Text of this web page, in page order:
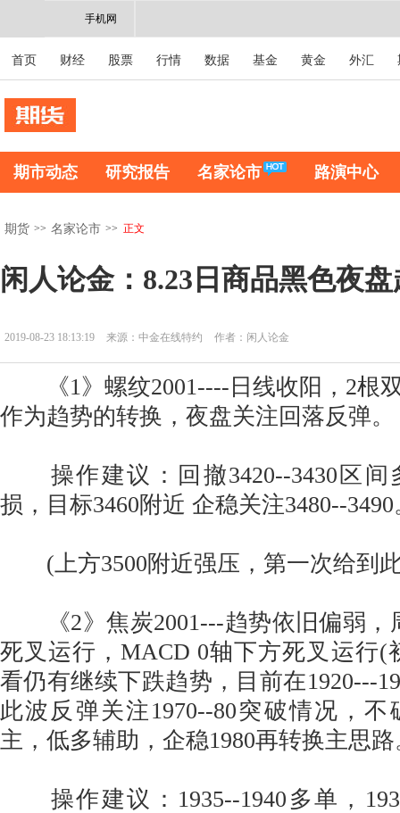
手机网
首页 财经 股票 行情 数据 基金 黄金 外汇
期市动态 研究报告 名家论市 路演中心
期货 >> 名家论市 >> 正文
闲人论金：8.23日商品黑色夜
2019-08-23 18:13:19 来源：中金在线特约 作者：闲人论金
《1》螺纹2001----日线收阳，2根
作为趋势的转换，夜盘关注回落反弹。
操作建议：回撤3420--3430区间
损，目标3460附近 企稳关注3480--3490
(上方3500附近强压，第一次给到
《2》焦炭2001---趋势依旧偏弱，
死叉运行，MACD 0轴下方死叉运行(
看仍有继续下跌趋势，目前在1920---
此波反弹关注1970--80突破情况，
主，低多辅助，企稳1980再转换主思路
操作建议：1935--1940多单，